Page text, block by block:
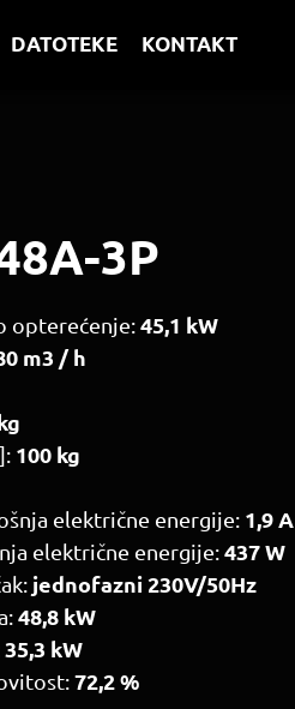
KONTAKT
3P
opterećenje:45,1 kW
m3 / h
100 kg
električne energije: 1,9 A
električne energije:437 W
jednofazni230V/50Hz
48,8 kW
35,3 kW
72,2 %